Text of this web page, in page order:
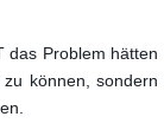
das Problem hätten
können, sondern